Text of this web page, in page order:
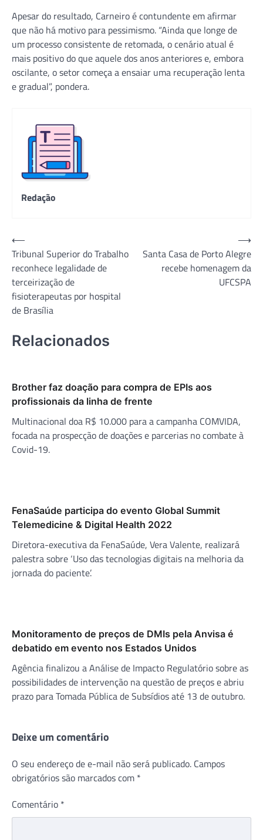
Apesar do resultado, Carneiro é contundente em afirmar
que não há motivo para pessimismo. “Ainda que longe de
um processo consistente de retomada, o cenário atual é
mais positivo do que aquele dos anos anteriores e, embora
oscilante, o setor começa a ensaiar uma recuperação lenta
e gradual”, pondera.
Redação
Navegação
de
Post
⟵
Tribunal Superior do Trabalho
reconhece legalidade de
terceirização de
fisioterapeutas por hospital
de Brasília
Santa Casa de Porto Alegre
recebe homenagem da
UFCSPA
⟶
Relacionados
Brother faz doação para compra de EPIs aos
profissionais da linha de frente
Multinacional doa R$ 10.000 para a campanha COMVIDA,
focada na prospecção de doações e parcerias no combate à
Covid-19.
FenaSaúde participa do evento Global Summit
Telemedicine & Digital Health 2022
Diretora-executiva da FenaSaúde, Vera Valente, realizará
palestra sobre ‘Uso das tecnologias digitais na melhoria da
jornada do paciente’.
Monitoramento de preços de DMIs pela Anvisa é
debatido em evento nos Estados Unidos
Agência finalizou a Análise de Impacto Regulatório sobre as
possibilidades de intervenção na questão de preços e abriu
prazo para Tomada Pública de Subsídios até 13 de outubro.
Deixe um comentário
O seu endereço de e-mail não será publicado. Campos
obrigatórios são marcados com *
Comentário *